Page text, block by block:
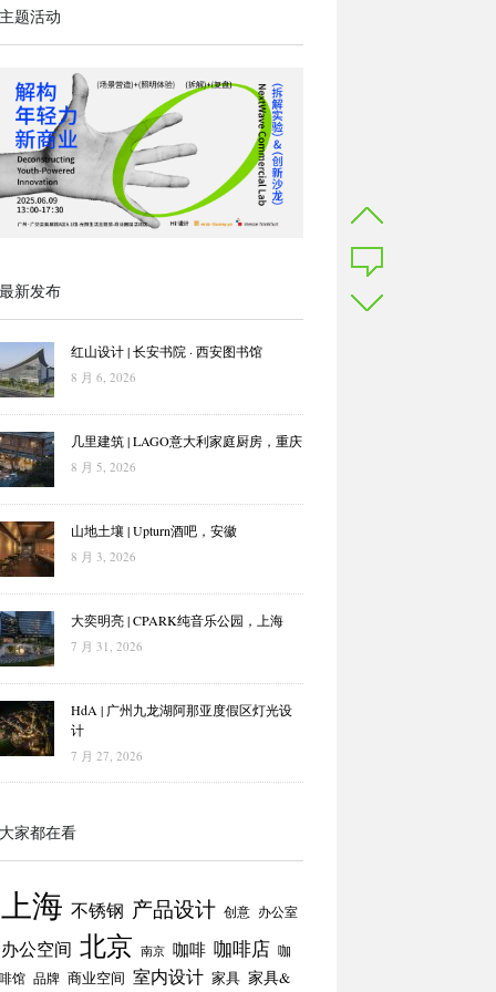
题活动
新发布
红山设计 | 长安书院 · 西安图书馆
8 月 6, 2026
几里建筑 | LAGO意大利家庭厨房，重庆
8 月 5, 2026
山地土壤 | Upturn酒吧，安徽
8 月 3, 2026
大奕明亮 | CPARK纯音乐公园，上海
7 月 31, 2026
HdA | 广州九龙湖阿那亚度假区灯光设
计
7 月 27, 2026
家都在看
上海 不锈钢 产品设计 创意 办公室
办公空间 北京 南京 咖啡 咖啡店 咖
馆 品牌 商业空间 室内设计 家具 家具&